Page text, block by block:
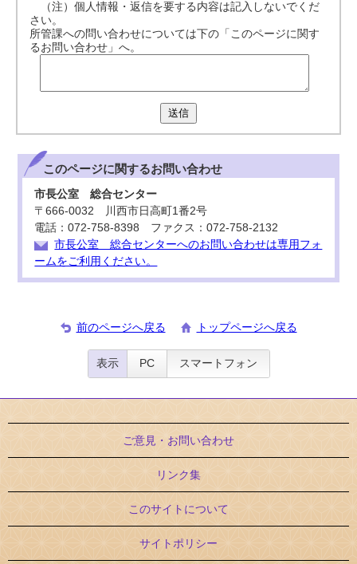
（注）個人情報・返信を要する内容は記入しないでくだ
さい。
所管課への問い合わせについては下の「このページに関す
るお問い合わせ」へ。
送信
このページに関するお問い合わせ
市長公室 総合センター
〒666-0032 川西市日高町1番2号
電話：072-758-8398 ファクス：072-758-2132
市長公室 総合センターへのお問い合わせは専用フォ
ームをご利用ください。
前のページへ戻る トップページへ戻る
表示 PC スマートフォン
ご意見・お問い合わせ
リンク集
このサイトについて
サイトポリシー